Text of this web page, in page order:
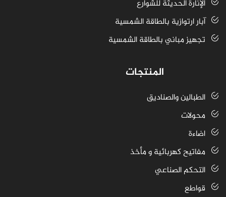
الإنارة الحديثة للشوارع
آبار ارتوازية بالطاقة الشمسية
تجهيز مباني بالطاقة الشمسية
المنتجات
الطبالين والصناديق
محولات
اضاءة
مفاتيح كهربائية و مأخذ
التحكم الصناعي
قواطع